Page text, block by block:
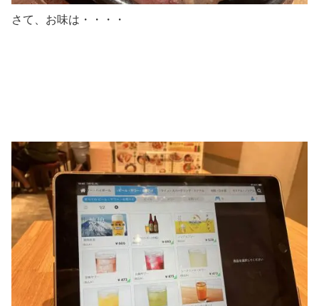
さて、お味は・・・・